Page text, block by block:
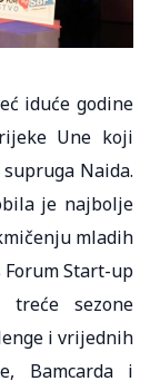
iduće godine
Une koji
Naida.
je najbolje
mladih
Forum Start-up
treće sezone
i vrijednih
Bamcarda i